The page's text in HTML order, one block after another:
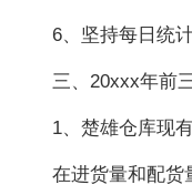
6、坚持每日统
三、20xxx年前
1、楚雄仓库现
在进货量和配货